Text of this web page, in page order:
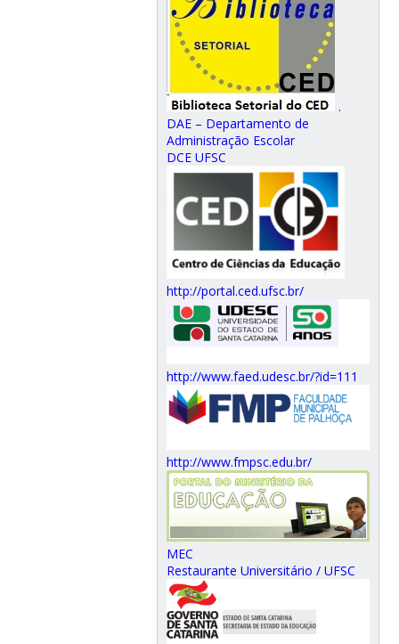
.
DAE – Departamento de
Administração Escolar
DCE UFSC
http://portal.ced.ufsc.br/
http://www.faed.udesc.br/?id=111
http://www.fmpsc.edu.br/
MEC
Restaurante Universitário / UFSC